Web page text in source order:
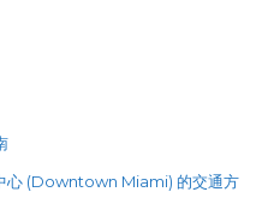
心 (Downtown Miami) 的交通方